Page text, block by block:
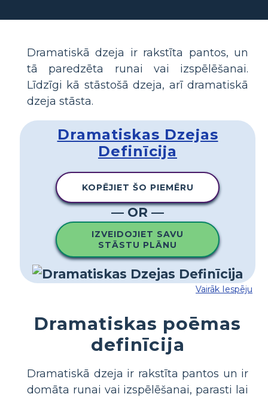
Dramatiskā dzeja ir rakstīta pantos, un
tā paredzēta runai vai izspēlēšanai.
Līdzīgi kā stāstošā dzeja, arī dramatiskā
dzeja stāsta.
Dramatiskas Dzejas
Definīcija
KOPĒJIET ŠO PIEMĒRU
— OR —
IZVEIDOJIET SAVU
STĀSTU PLĀNU
Vairāk Iespēju
Dramatiskas poēmas
definīcija
Dramatiskā dzeja ir rakstīta pantos un ir
domāta runai vai izspēlēšanai, parasti lai